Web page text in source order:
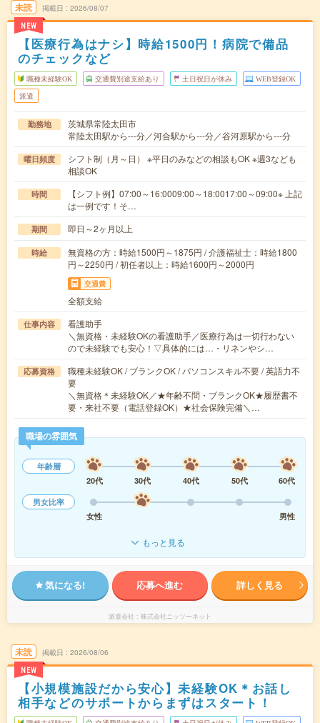
未読
NEW
掲載日 2026/08/07
【医療行為はナシ】時給1500円！病院で備品
のチェックなど
職種未経験OK 交通費別途支給あり 土日祝日が休み WEB登録OK
派遣
勤務地
茨城県常陸太田市
常陸太田駅から---分／河合駅から---分／谷河原駅から---分
曜日頻度
シフト制（月～日） ※平日のみなどの相談もOK ※週3なども
相談OK
時間
【シフト例】07:00～16:0009:00～18:0017:00～09:00※ 上記
は一例です！そ…
期間 即日～2ヶ月以上
時給
無資格の方：時給1500円～1875円 / 介護福祉士：時給1800
円～2250円 / 初任者以上：時給1600円～2000円
交通費
全額支給
仕事内容
看護助手
＼無資格・未経験OKの看護助手／医療行為は一切行わない
ので未経験でも安心！▽具体的には…・リネンやシ…
応募資格
職種未経験OK / ブランクOK / パソコンスキル不要 / 英語力不
要
＼無資格＊未経験OK／★年齢不問・ブランクOK★履歴書不
要・来社不要（電話登録OK）★社会保険完備＼…
職場の雰囲気
年齢層
20代
30代 40代 50代
60代
男女比率
女性
男性
もっと見る
気になる! 応募へ進む 詳しく見る
派遣会社 株式会社ニッソーネット
未読
NEW
掲載日 2026/08/06
【小規模施設だから安心】未経験OK＊お話し
相手などのサポートからまずはスタート！